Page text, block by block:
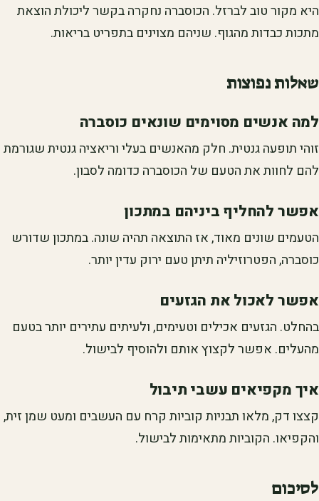
היא מקור טוב לברזל. הכוסברה נחקרה בקשר ליכולת הוצאת
מתכות כבדות מהגוף. שניהם מצוינים בתפריט בריאות.
שאלות נפוצות
למה אנשים מסוימים שונאים כוסברה
זוהי תופעה גנטית. חלק מהאנשים בעלי וריאציה גנטית שגורמת
להם לחוות את הטעם של הכוסברה כדומה לסבון.
אפשר להחליף ביניהם במתכון
הטעמים שונים מאוד, אז התוצאה תהיה שונה. במתכון שדורש
כוסברה, הפטרוזיליה תיתן טעם ירוק עדין יותר.
אפשר לאכול את הגזעים
בהחלט. הגזעים אכילים וטעימים, ולעיתים עתירים יותר בטעם
מהעלים. אפשר לקצוץ אותם ולהוסיף לבישול.
איך מקפיאים עשבי תיבול
קצצו דק, מלאו תבניות קוביות קרח עם העשבים ומעט שמן זית,
והקפיאו. הקוביות מתאימות לבישול.
לסיכום